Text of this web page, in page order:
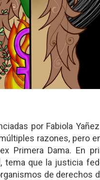
por Fabiola
razones, pero
Primera Dama. En
tema que la justicia
de derechos